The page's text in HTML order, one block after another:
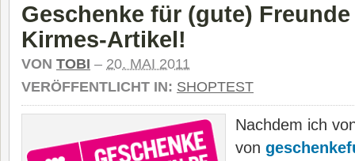
Geschenke für (gute)
Kirmes-Artikel!
VON TOBI – 20. MAI 2011
VERÖFFENTLICHT IN: SHOPTEST
Nachdem ich
von